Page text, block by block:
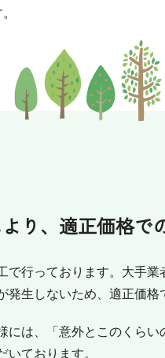
り、適正価格で
で行っております。大手業
発生しないため、適正価格
には、「意外とこのくら
いております。